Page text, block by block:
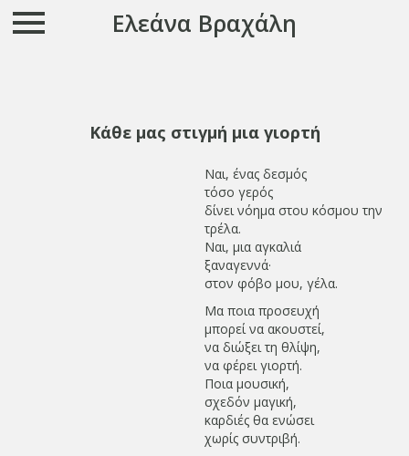
Ελεάνα Βραχάλη
Κάθε μας στιγμή μια γιορτή
Ναι, ένας δεσμός
τόσο γερός
δίνει νόημα στου κόσμου την
τρέλα.
Ναι, μια αγκαλιά
ξαναγεννά·
στον φόβο μου, γέλα.
Μα ποια προσευχή
μπορεί να ακουστεί,
να διώξει τη θλίψη,
να φέρει γιορτή.
Ποια μουσική,
σχεδόν μαγική,
καρδιές θα ενώσει
χωρίς συντριβή.